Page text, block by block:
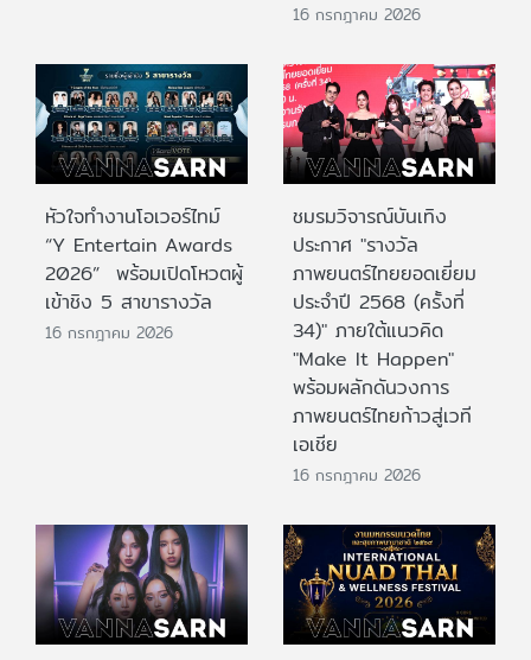
16 กรกฎาคม 2026
หัวใจทำงานโอเวอร์ไทม์
“Y Entertain Awards
2026” พร้อมเปิดโหวตผู้
เข้าชิง 5 สาขารางวัล
16 กรกฎาคม 2026
ชมรมวิจารณ์บันเทิง
ประกาศ "รางวัล
ภาพยนตร์ไทยยอดเยี่ยม
ประจําปี 2568 (ครั้งที่
34)" ภายใต้แนวคิด
"Make It Happen"
พร้อมผลักดันวงการ
ภาพยนตร์ไทยก้าวสู่เวที
เอเชีย
16 กรกฎาคม 2026